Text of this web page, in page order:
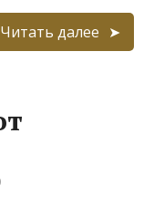
Читать далее